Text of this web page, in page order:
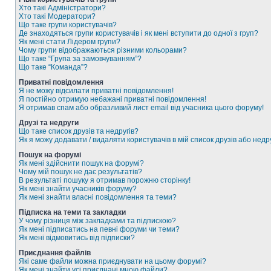
Хто такі Адміністратори?
Хто такі Модератори?
Що таке групи користувачів?
Де знаходяться групи користувачів і як мені вступити до одної з груп?
Як мені стати Лідером групи?
Чому групи відображаються різними кольорами?
Що таке “Група за замовчуванням”?
Що таке “Команда”?
Приватні повідомлення
Я не можу відсилати приватні повідомлення!
Я постійно отримую небажані приватні повідомлення!
Я отримав спам або образливий лист email від учасника цього форуму!
Друзі та недруги
Що таке список друзів та недругів?
Як я можу додавати / видаляти користувачів в мій список друзів або
Пошук на форумі
Як мені здійснити пошук на форумі?
Чому мій пошук не дає результатів?
В результаті пошуку я отримав порожню сторінку!
Як мені знайти учасників форуму?
Як мені знайти власні повідомлення та теми?
Підписка на теми та закладки
У чому різниця між закладками та підпискою?
Як мені підписатись на певні форуми чи теми?
Як мені відмовитись від підписки?
Приєднання файлів
Які саме файли можна приєднувати на цьому форумі?